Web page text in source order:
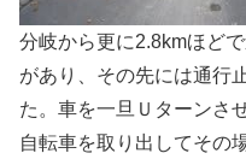
分岐から更に2.8kmほど
があり、その先には通行
た。車を一旦Ｕターンさ
自転車を取り出してその